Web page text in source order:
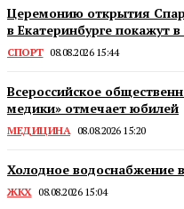
Церемонию открытия
в Екатеринбурге покажут
СПОРТ 08.08.2026 15:44
Всероссийское
медики» отмечает юбилей
МЕДИЦИНА 08.08.2026 15:20
Холодное водоснабжение
ЖКХ 08.08.2026 15:04